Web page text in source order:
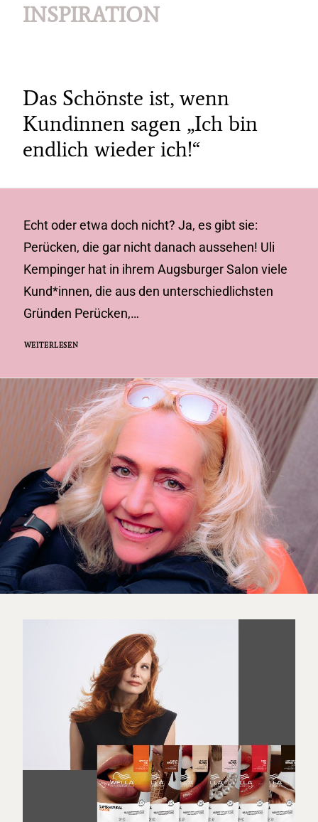
INSPIRATION
Das Schönste ist, wenn
Kundinnen sagen „Ich bin
endlich wieder ich!“
Echt oder etwa doch nicht? Ja, es gibt sie:
Perücken, die gar nicht danach aussehen! Uli
Kempinger hat in ihrem Augsburger Salon viele
Kund*innen, die aus den unterschiedlichsten
Gründen Perücken,…
WEITERLESEN